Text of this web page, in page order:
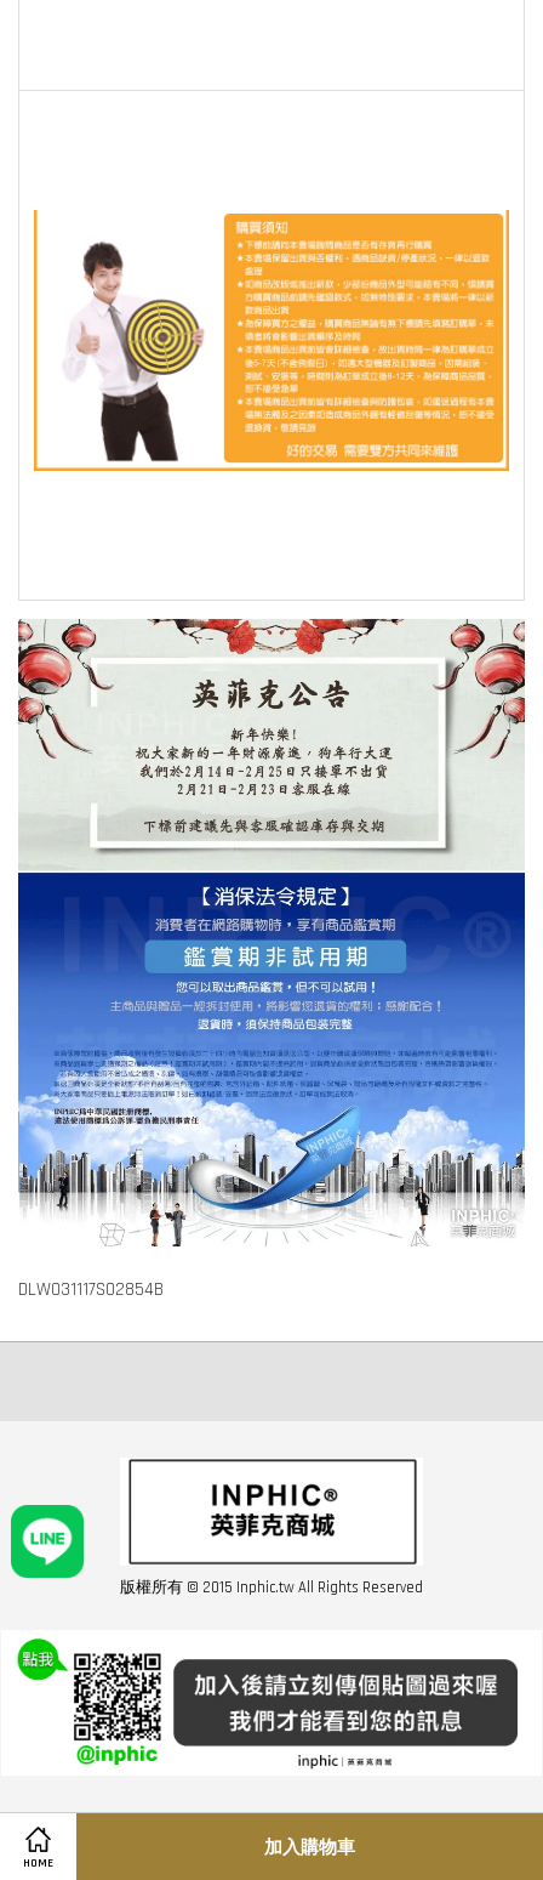
HOME
加入購物車
DLW031117S02854B
版權所有 © 2015 Inphic.tw All Rights Reserved
友站連結inphic營業設備
聯絡我們 02-28852016 如遇商品缺貨或數量不足請與客服聯繫
服務條款| |經營者資訊|